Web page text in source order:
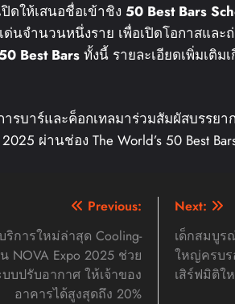
ดให้เสนอชื่อเข้าชิง 50 Best Bars
ด่นจำนวนหนึ่งราย เพื่อเปิดโอกาสแล
Best Bars ทั้งนี้ รายละเอียดเพิ่มเติ
รบาร์และค็อกเทลมาร่วมสัมผัสบรรย
2025 ผ่านช่อง The World’s 50 Best
Previous:
การใหม่ล่าสุด Cooling-
น NOVA Expo 2025 ช่วย
บปรับอากาศ ให้เจ้าของ
อาคารได้สูงสุดถึง 20%
Next:
เด็กสมบูร
ใหญ่ครบร
เสิร์ฟมิติใ